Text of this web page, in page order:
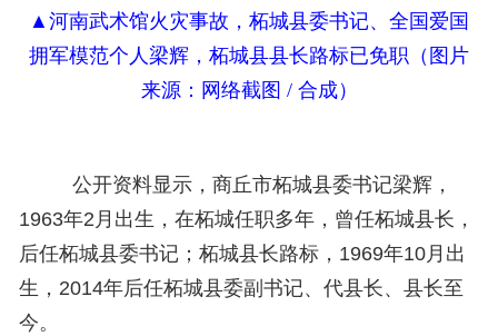
▲河南武术馆火灾事故， 柘城县委书记、全国爱国
拥军模范个人梁辉， 柘城县县长路标已免职（图片
来源：网络截图 / 合成）
公开资料显示，商丘市柘城县委书记梁辉，
1963年2月出生，在柘城任职多年，曾任柘城县长，
后任柘城县委书记；柘城县长路标，1969年10月出
生，2014年后任柘城县委副书记、代县长、县长至
今。